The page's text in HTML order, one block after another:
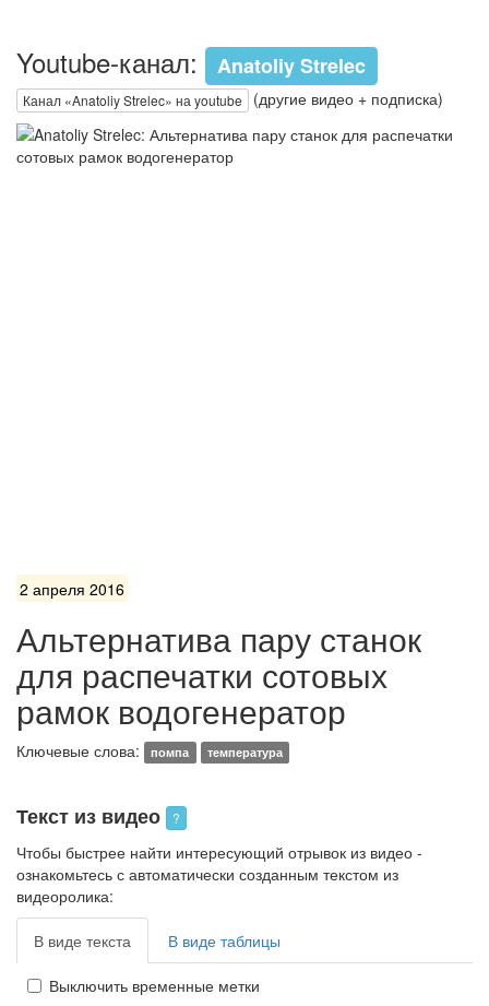
Youtube-канал: Anatoliy Strelec
Канал «Anatoliy Strelec» на youtube (другие видео + подписка)
2 апреля 2016
Альтернатива пару станок
для распечатки сотовых
рамок водогенератор
Ключевые слова: помпа температура
Текст из видео ?
Чтобы быстрее найти интересующий отрывок из видео -
ознакомьтесь с автоматически созданным текстом из
видеоролика:
В виде текста В виде таблицы
Выключить временные метки